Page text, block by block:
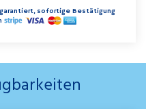
sofortige Bestätigung